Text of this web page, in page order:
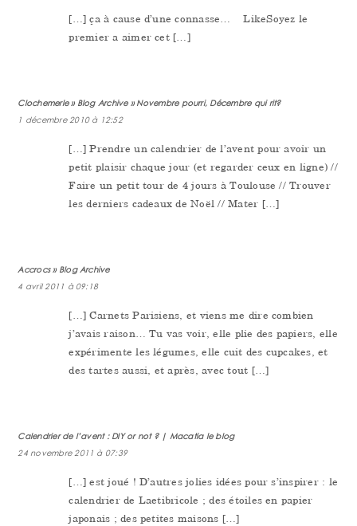
[…] ça à cause d’une connasse… LikeSoyez le
premier a aimer cet […]
Clochemerle » Blog Archive » Novembre pourri, Décembre qui rit?
1 décembre 2010 à 12:52
[…] Prendre un calendrier de l’avent pour avoir un
petit plaisir chaque jour (et regarder ceux en ligne) //
Faire un petit tour de 4 jours à Toulouse // Trouver
les derniers cadeaux de Noël // Mater […]
Accrocs » Blog Archive
4 avril 2011 à 09:18
[…] Carnets Parisiens, et viens me dire combien
j’avais raison… Tu vas voir, elle plie des papiers, elle
expérimente les légumes, elle cuit des cupcakes, et
des tartes aussi, et après, avec tout […]
Calendrier de l’avent : DIY or not ? | Macatia le blog
24 novembre 2011 à 07:39
[…] est joué ! D’autres jolies idées pour s’inspirer : le
calendrier de Laetibricole ; des étoiles en papier
japonais ; des petites maisons […]